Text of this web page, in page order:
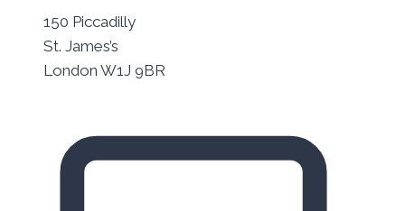
150 Piccadilly
St. James’s
London W1J 9BR